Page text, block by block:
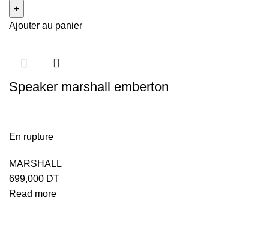
Ajouter au panier
Speaker marshall emberton
En rupture
MARSHALL
699,000 DT
Read more